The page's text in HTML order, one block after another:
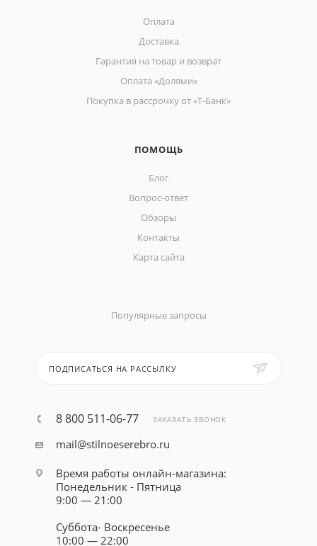
Оплата
Доставка
Гарантия на товар и возврат
Оплата «Долями»
Покупка в рассрочку от «Т-Банк»
ПОМОЩЬ
Блог
Вопрос-ответ
Обзоры
Контакты
Карта сайта
Популярные запросы
ПОДПИСАТЬСЯ НА РАССЫЛКУ
8 800 511-06-77 ЗАКАЗАТЬ ЗВОНОК
mail@stilnoeserebro.ru
Время работы онлайн-магазина:
Понедельник - Пятница
9:00 — 21:00
Суббота- Воскресенье
10:00 — 22:00